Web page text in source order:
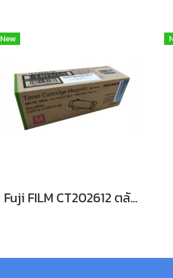
New
Fuji FILM CT202612 ตลับหมึกFor DocuPrint CP315dw/ CM315z หมึกพิมพ์เลเซอร์โทนเนอร์สีแดง รับประกันศูนย์บริการของแท้แน่นอน